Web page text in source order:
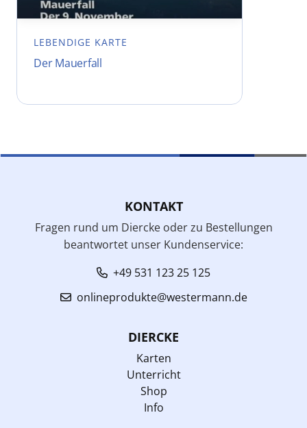
LEBENDIGE KARTE
Der Mauerfall
KONTAKT
Fragen rund um Diercke oder zu Bestellungen
beantwortet unser Kundenservice:
+49 531 123 25 125
onlineprodukte@westermann.de
DIERCKE
Karten
Unterricht
Shop
Info